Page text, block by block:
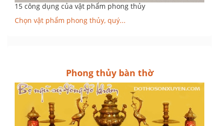
15 công dụng của vật phẩm phong thủy
Chọn vật phẩm phong thủy, quý...
Phong thủy bàn thờ